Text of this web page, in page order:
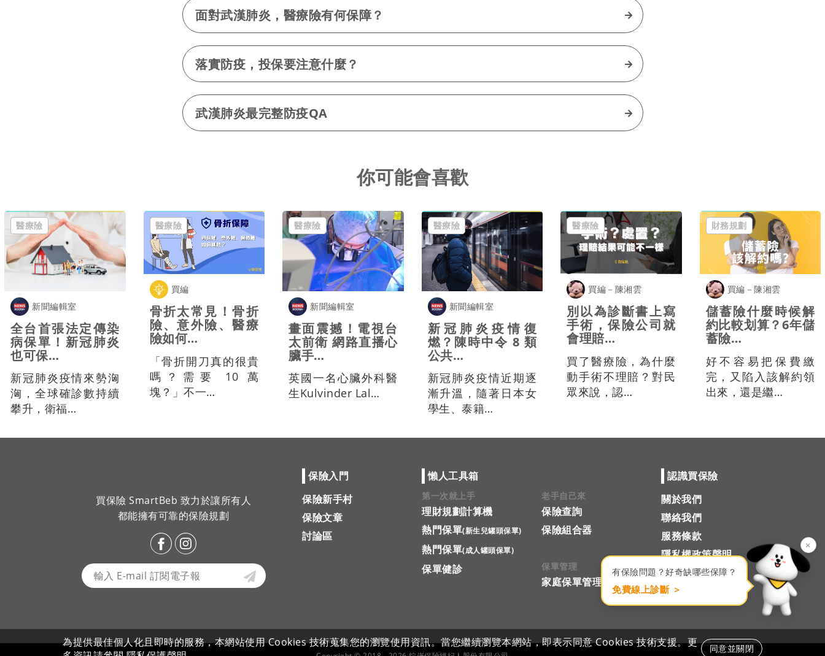
面對武漢肺炎，醫療險有何保障？
落實防疫，投保要注意什麼？
武漢肺炎最完整防疫QA
你可能會喜歡
新聞編輯室
全台首張法定傳染
病保單！新冠肺炎
也可保…
新冠肺炎疫情來勢洶
洶，全球確診數持續
攀升，衛福…
醫療險
買編
骨折太常見！骨折
險、意外險、醫療
險如何…
「骨折開刀真的很貴
嗎？需要 10 萬
塊？」不一…
醫療險
新聞編輯室
畫面震撼！電視台
太前衛 網路直播心
臟手…
英國一名心臟外科醫
生Kulvinder Lal…
醫療險
新聞編輯室
新冠肺炎疫情復
燃？陳時中令 8 類
公共…
新冠肺炎疫情近期逐
漸升溫，隨著日本女
學生、泰籍…
醫療險
買編－陳湘雲
別以為診斷書上寫
手術，保險公司就
會理賠…
買了醫療險，為什麼
動手術不理賠？對民
眾來說，認…
醫療險
買編－陳湘雲
儲蓄險什麼時候解
約比較划算？6年儲
蓄險…
好不容易把保費繳
完，又陷入該解約領
出來，還是繼…
財務規劃
為提供最佳個人化且即時的服務，本網站使用 Cookies 技術蒐集您的瀏覽使用資訊。當您繼續瀏覽本網站，即表示同意 Cookies 技術支援。更
同意並關閉
買保險 SmartBeb 致力於讓所有人
都能擁有可靠的保險規劃
保險入門
保險新手村
保險文章
討論區
懶人工具箱
第一次就上手
理財規劃計算機
熱門保單(新生兒罐頭保單)
熱門保單(成人罐頭保單)
保單健診
老手自己來
保險查詢
保險組合器
保單管理
家庭保單管理
認識買保險
關於我們
聯絡我們
服務條款
隱私權政策聲明
×
有保險問題？好奇缺哪些保障？
免費線上診斷 ＞